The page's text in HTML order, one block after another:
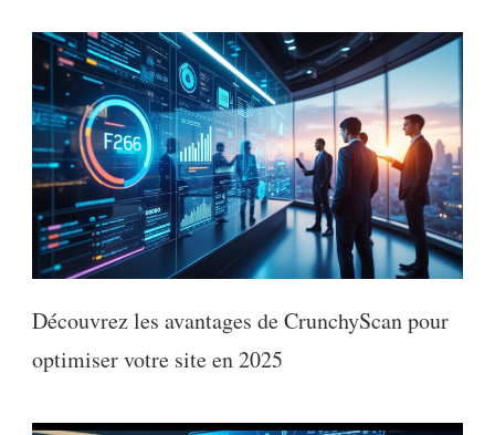
Découvrez les avantages de CrunchyScan pour
optimiser votre site en 2025